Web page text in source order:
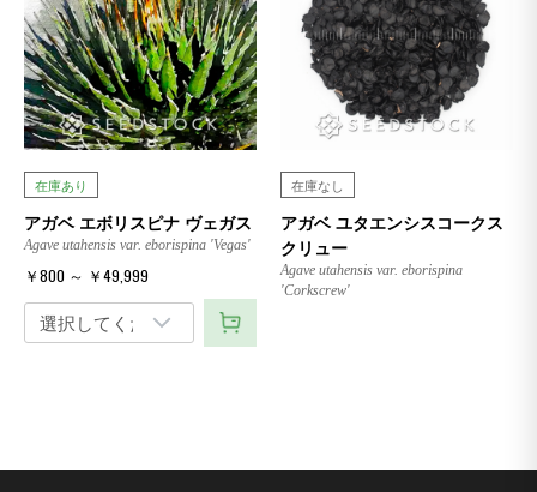
在庫あり
アガベ エボリスピナ ヴェガス
Agave utahensis var. eborispina 'Vegas'
￥800 ～ ￥49,999
在庫なし
アガベ ユタエンシスコークス
クリュー
Agave utahensis var. eborispina
'Corkscrew'